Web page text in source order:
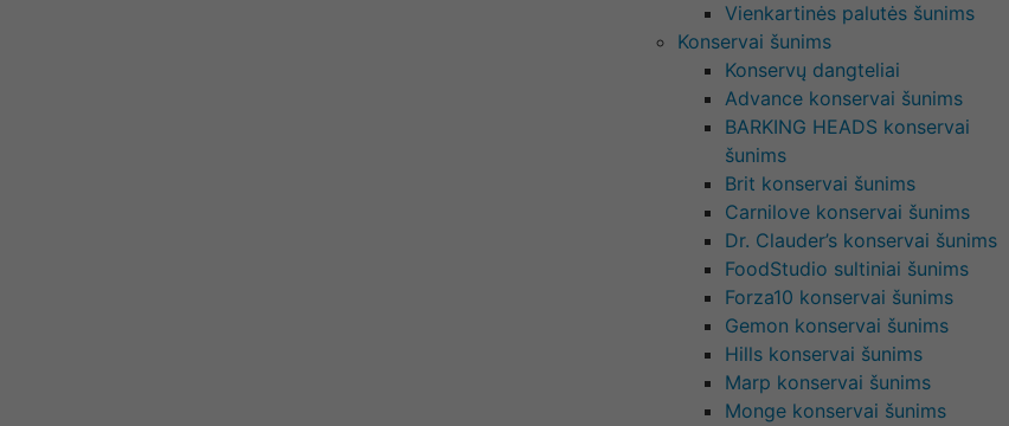
Vienkartinės palutės šunims
Konservai šunims
Konservų dangteliai
Advance konservai šunims
BARKING HEADS konservai
šunims
Brit konservai šunims
Carnilove konservai šunims
Dr. Clauder’s konservai šunims
FoodStudio sultiniai šunims
Forza10 konservai šunims
Gemon konservai šunims
Hills konservai šunims
Marp konservai šunims
Monge konservai šunims